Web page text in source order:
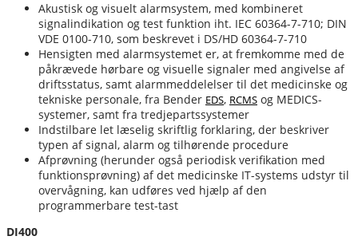
Akustisk og visuelt alarmsystem, med kombineret
signalindikation og test funktion iht. IEC 60364-7-710; DIN
VDE 0100-710, som beskrevet i DS/HD 60364-7-710
Hensigten med alarmsystemet er, at fremkomme med de
påkrævede hørbare og visuelle signaler med angivelse af
driftsstatus, samt alarmmeddelelser til det medicinske og
tekniske personale, fra Bender EDS, RCMS og MEDICS-
systemer, samt fra tredjepartssystemer
Indstilbare let læselig skriftlig forklaring, der beskriver
typen af signal, alarm og tilhørende procedure
Afprøvning (herunder også periodisk verifikation med
funktionsprøvning) af det medicinske IT-systems udstyr til
overvågning, kan udføres ved hjælp af den
programmerbare test-tast
DI400